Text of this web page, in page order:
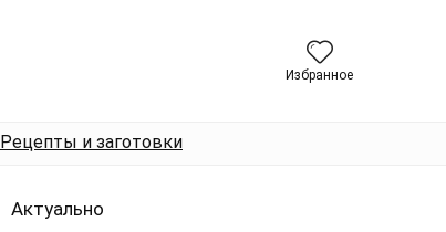
Избранное
Рецепты и заготовки
Актуально